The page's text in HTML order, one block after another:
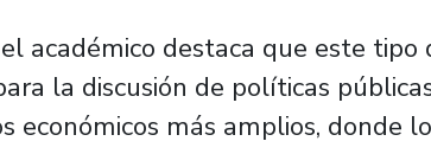
académico destaca que este
la discusión de políticas
económicos más amplios, donde